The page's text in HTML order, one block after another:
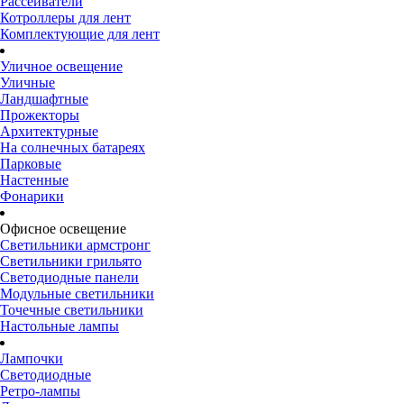
Котроллеры для лент
Комплектующие для лент
Уличное освещение
Уличные
Ландшафтные
Прожекторы
Архитектурные
На солнечных батареях
Парковые
Настенные
Фонарики
Офисное освещение
Светильники армстронг
Светильники грильято
Светодиодные панели
Модульные светильники
Точечные светильники
Настольные лампы
Лампочки
Светодиодные
Ретро-лампы